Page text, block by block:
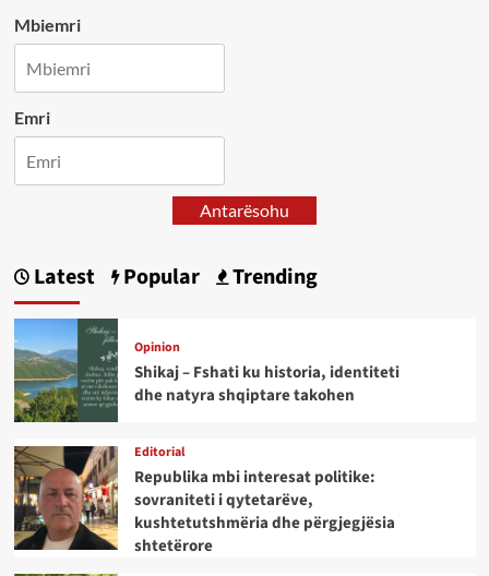
Mbiemri
Emri
Antarësohu
Latest Popular Trending
Opinion
Shikaj – Fshati ku historia, identiteti
dhe natyra shqiptare takohen
Editorial
Republika mbi interesat politike:
sovraniteti i qytetarëve,
kushtetutshmëria dhe përgjegjësia
shtetërore